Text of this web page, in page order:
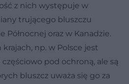
z nich występuje w
trującego bluszczu
Północnej oraz w Kanadzie.
np. w Polsce jest
pod ochroną, ale są
bluszcz uważa się go za